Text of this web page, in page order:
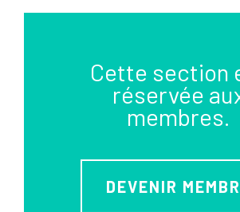
Cette section
réservée
membres.
DEVENIR